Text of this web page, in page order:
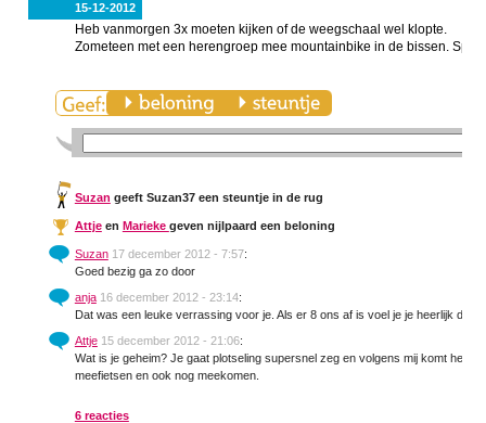
15-12-2012
Heb vanmorgen 3x moeten kijken of de weegschaal wel klopte.
Zometeen met een herengroep mee mountainbike in de bissen.
Suzan geeft Suzan37 een steuntje in de rug
Attjeen Marieke geven nijlpaard een beloning
Suzan 17 december 2012 - 7:57:
Goed bezig ga zo door
anja 16 december 2012 - 23:14:
Dat was een leuke verrassing voor je. Als er 8 ons af is voel je je heerlijk denk
Attje 15 december 2012 - 21:06:
Wat is je geheim? Je gaat plotseling supersnel zeg en volgens mij komt het
meefietsen en ook nog meekomen.
6 reacties